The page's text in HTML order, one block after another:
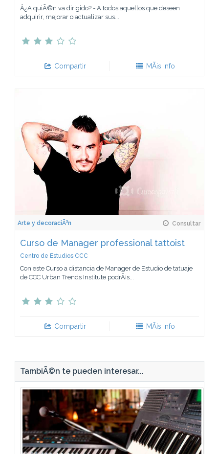
Â¿A quiÃ©n va dirigido? - A todos aquellos que deseen
adquirir, mejorar o actualizar sus...
Compartir MÃ¡s Info
Arte y decoraciÃ³n Consultar
Curso de Manager professional tattoist
Centro de Estudios CCC
Con este Curso a distancia de Manager de Estudio de tatuaje
de CCC Urban Trends Institute podrÃ¡s...
Compartir MÃ¡s Info
TambiÃ©n te pueden interesar...